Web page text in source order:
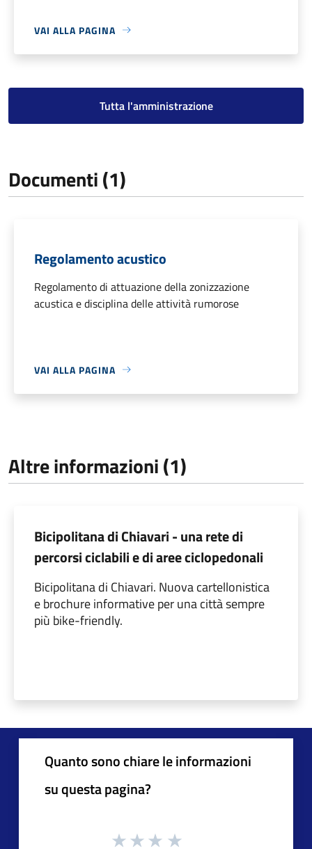
VAI ALLA PAGINA
Tutta l'amministrazione
Documenti (1)
Regolamento acustico
Regolamento di attuazione della zonizzazione
acustica e disciplina delle attività rumorose
VAI ALLA PAGINA
Altre informazioni (1)
Bicipolitana di Chiavari - una rete di
percorsi ciclabili e di aree ciclopedonali
Bicipolitana di Chiavari. Nuova cartellonistica
e brochure informative per una città sempre
più bike-friendly.
Quanto sono chiare le informazioni
su questa pagina?